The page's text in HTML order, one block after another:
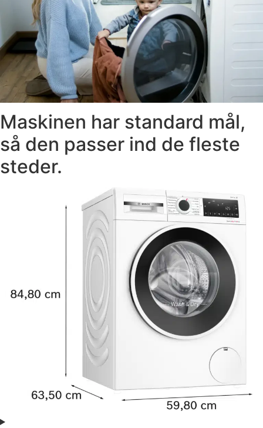
Maskinen har standard mål,
så den passer ind de fleste
steder.